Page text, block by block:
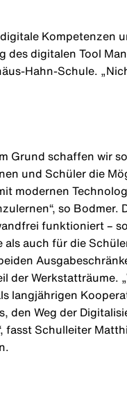
Kompetenzen
digitalen Tool
Hahn-Schule.
Grund schaffen wir
und Schüler die
modernen
so Bodmer.
funktioniert –
als auch für die
der Werkstatträume.
langjährigen
den Weg der
fasst Schulleiter